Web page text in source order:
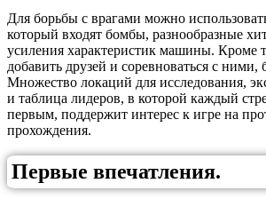
Для борьбы с врагами можно
который входят бомбы, разнообразные
усиления характеристик машины. Кроме
добавить друзей и соревноваться с ними,
Множество локаций для исследования,
и таблица лидеров, в которой каждый
первым, поддержит интерес к игре на
прохождения.
Первые впечатления.